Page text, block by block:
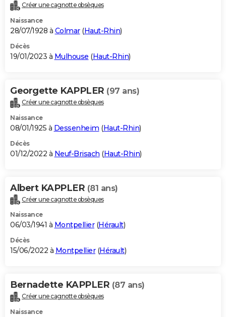
Créer une cagnotte obsèques
Naissance
28/07/1928 à Colmar(Haut-Rhin)
Décès
19/01/2023 à Mulhouse (Haut-Rhin)
Georgette KAPPLER (97 ans)
Créer une cagnotte obsèques
Naissance
08/01/1925 à Dessenheim (Haut-Rhin)
Décès
01/12/2022 à Neuf-Brisach (Haut-Rhin)
Albert KAPPLER (81 ans)
Créer une cagnotte obsèques
Naissance
06/03/1941 à Montpellier(Hérault)
Décès
15/06/2022 à Montpellier(Hérault)
Bernadette KAPPLER (87 ans)
Créer une cagnotte obsèques
Naissance